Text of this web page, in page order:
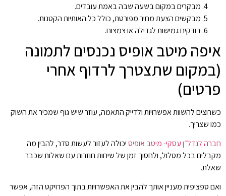
מבקרים במקום בשעה שבה באמת עובדים.
מבקשים הצעת מחיר מפורטת, כולל כל האותיות הקטנות.
בודקים גמישות לגדילה או צמצום.
איפה מיטב אופיס נכנסים לתמונה
(במקום שתצטרך לרדוף אחרי
פרטים)
כשרוצים להשוות אפשרויות ולדייק התאמה, עוזר שיש גוף שמכיר את השוק
כמו שצריך.
חברה לנדל״ן עסקי- מיטב אופיסיכולה לעזור לעשות סדר, להבין מה
מקבלים בכל מסלול, ולחסוך זמן של שיחות חוזרות עם שאלות שכבר
שאלת.
ואם ספציפית מעניין אותך להבין את האפשרויות בתוך הפרויקט הזה, אפשר